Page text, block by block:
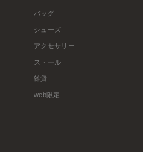
バッグ
シューズ
アクセサリー
ストール
雑貨
web限定